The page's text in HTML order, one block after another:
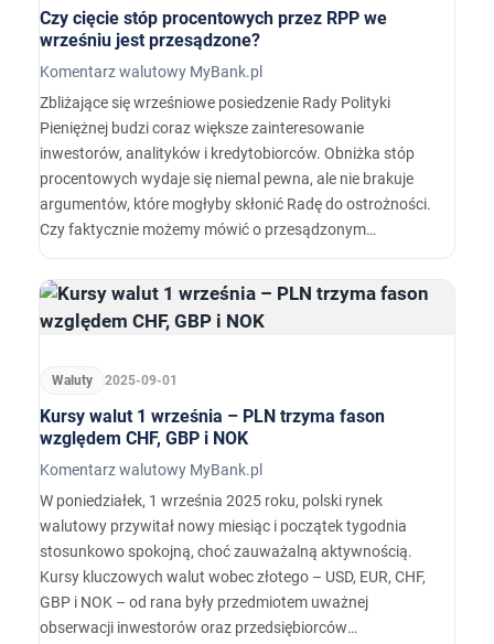
Czy cięcie stóp procentowych przez RPP we
wrześniu jest przesądzone?
Komentarz walutowy MyBank.pl
Zbliżające się wrześniowe posiedzenie Rady Polityki
Pieniężnej budzi coraz większe zainteresowanie
inwestorów, analityków i kredytobiorców. Obniżka stóp
procentowych wydaje się niemal pewna, ale nie brakuje
argumentów, które mogłyby skłonić Radę do ostrożności.
Czy faktycznie możemy mówić o przesądzonym
Waluty 2025-09-01
Kursy walut 1 września – PLN trzyma fason
względem CHF, GBP i NOK
Komentarz walutowy MyBank.pl
W poniedziałek, 1 września 2025 roku, polski rynek
walutowy przywitał nowy miesiąc i początek tygodnia
stosunkowo spokojną, choć zauważalną aktywnością.
Kursy kluczowych walut wobec złotego – USD, EUR, CHF,
GBP i NOK – od rana były przedmiotem uważnej
obserwacji inwestorów oraz przedsiębiorców